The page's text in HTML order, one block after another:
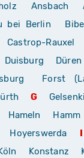
Ansbach
bei Berlin
Castrop-Rauxel
Duisburg Düren
Forst
G
Hameln Hamm
Hoyerswerda
Konstanz